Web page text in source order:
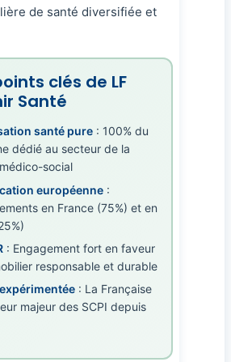
de santé diversifiée et
clés de LF
Santé
santé pure : 100% du
dédié au secteur de la
social
européenne :
en France (75%) et en
: Engagement fort en faveur
responsable et durable
: La Française
majeur des SCPI depuis